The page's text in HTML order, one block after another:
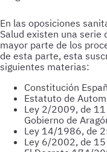
En las oposiciones
Salud existen una serie
mayor parte de los
de esta parte, esta
siguientes materias:
Constitución
Estatuto de
Ley 2/2009, de
Gobierno de
Ley 14/1986, de
Ley 6/2002, de 15